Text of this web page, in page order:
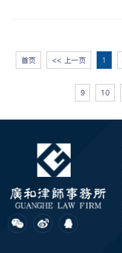
首页 << 上一页 1
9 10